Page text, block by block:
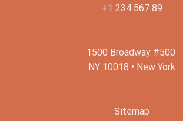
+1 234 567 89
1500 Broadway #500
NY 10018 • New York
Sitemap